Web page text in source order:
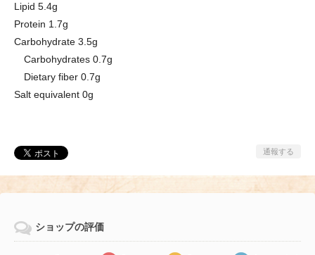
Lipid 5.4g
Protein 1.7g
Carbohydrate 3.5g
Carbohydrates 0.7g
Dietary fiber 0.7g
Salt equivalent 0g
通報する
ショップの評価